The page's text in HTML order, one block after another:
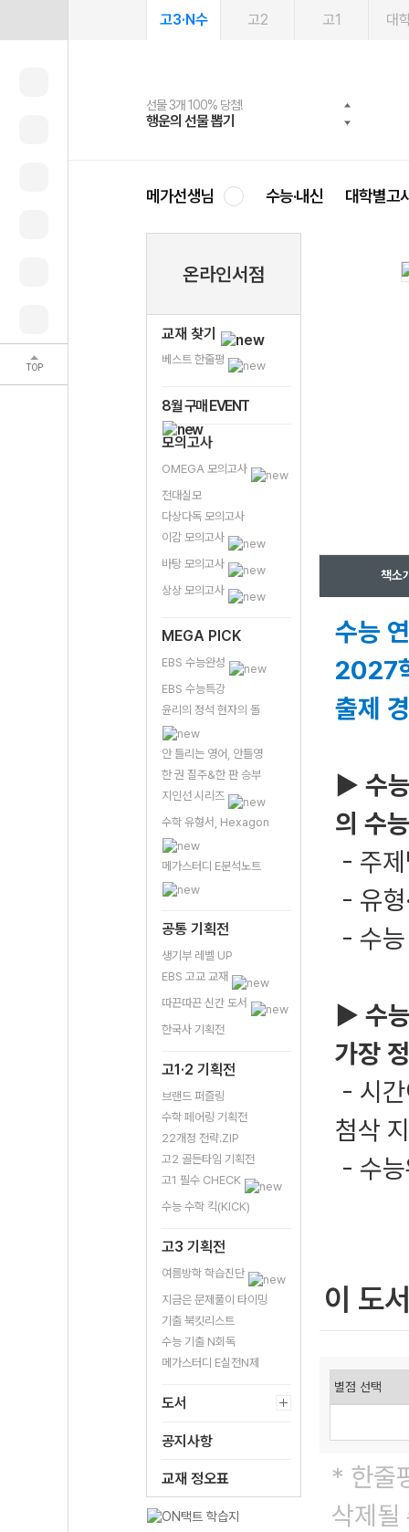
TOP
고3·N수 고2 고1 대
선물 3개 100% 당첨!
행운의 선물 뽑기
선물 100% 증정!
메가스터디 X 올리브
여름방학 스터디 캐시백
메가런 썸머스쿨
2027 러셀 단과
강사 공개선발
스마트러닝앱
설문 EVENT
메가패스
3일 무료 체험권
메가패스 수강생 무료혜택!
메가클럽 멤버십
사회공헌 캠페인
희망이룸 메가나눔
메가선생님 수능·내신 대학별고
온라인서점
교재 찾기
베스트 한줄평
8월 구매 EVENT
모의고사
OMEGA 모의고사
전대실모
다상다독 모의고사
이감 모의고사
바탕 모의고사
상상 모의고사
MEGA PICK
EBS 수능완성
EBS 수능특강
윤리의 정석 현자의 돌
안 틀리는 영어, 안틀영
한 권 질주&한 판 승부
지인선 시리즈
수학 유형서, Hexagon
메가스터디 E분석노트
공통 기획전
생기부 레벨 UP
EBS 고교 교재
따끈따끈 신간 도서
한국사 기획전
고1·2 기획전
브랜드 퍼즐링
수학 페어링 기획전
22개정 전략.ZIP
고2 골든타임 기획전
고1 필수 CHECK
수능 수학 킥(KICK)
고3 기획전
여름방학 학습진단
지금은 문제풀이 타이밍
기출 북킷리스트
수능 기출 N회독
메가스터디 E실전N제
도서
공지사항
교재 정오표
책소
수능
2027
출제
▶ 수
의 수
- 주
- 유
- 수
▶ 수
가장
- 시
첨삭
- 수
이 도
* 한줄
삭제될